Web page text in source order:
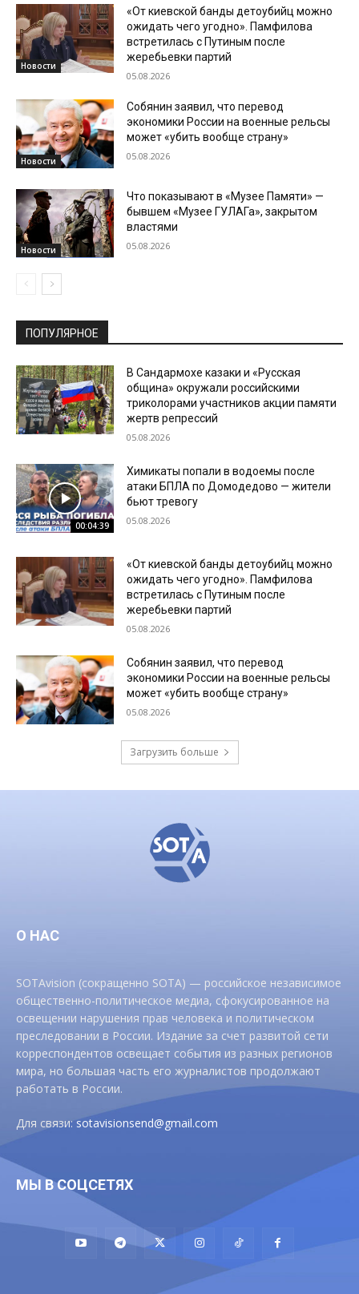
Новости
«От киевской банды детоубийц можно
ожидать чего угодно». Памфилова
встретилась с Путиным после
жеребьевки партий
05.08.2026
Новости
Собянин заявил, что перевод
экономики России на военные рельсы
может «убить вообще страну»
05.08.2026
Новости
Что показывают в «Музее Памяти» —
бывшем «Музее ГУЛАГа», закрытом
властями
05.08.2026
ПОПУЛЯРНОЕ
В Сандармохе казаки и «Русская
община» окружали российскими
триколорами участников акции памяти
жертв репрессий
05.08.2026
00:04:39
Химикаты попали в водоемы после
атаки БПЛА по Домодедово — жители
бьют тревогу
05.08.2026
«От киевской банды детоубийц можно
ожидать чего угодно». Памфилова
встретилась с Путиным после
жеребьевки партий
05.08.2026
Собянин заявил, что перевод
экономики России на военные рельсы
может «убить вообще страну»
05.08.2026
Загрузить больше
О НАС
SOTAvision (сокращенно SOTA) — российское независимое
общественно-политическое медиа, сфокусированное на
освещении нарушения прав человека и политическом
преследовании в России. Издание за счет развитой сети
корреспондентов освещает события из разных регионов
мира, но большая часть его журналистов продолжают
работать в России.
Для связи:sotavisionsend@gmail.com
МЫ В СОЦСЕТЯХ